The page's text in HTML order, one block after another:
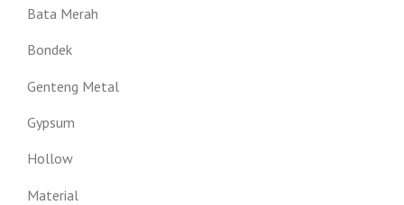
Bata Merah
Bondek
Genteng Metal
Gypsum
Hollow
Material